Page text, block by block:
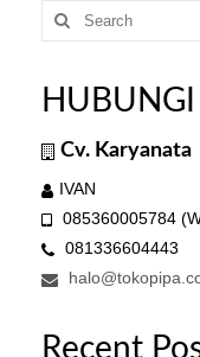
Search
for:
HUBUNGI
Cv. Karyanata
IVAN
085360005784
081336604443
Recent